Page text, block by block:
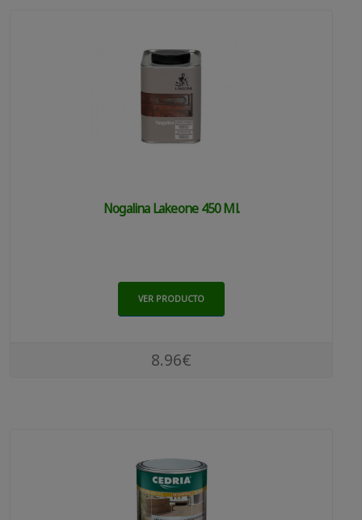
Nogalina Lakeone 450 Ml.
VER PRODUCTO
8.96€